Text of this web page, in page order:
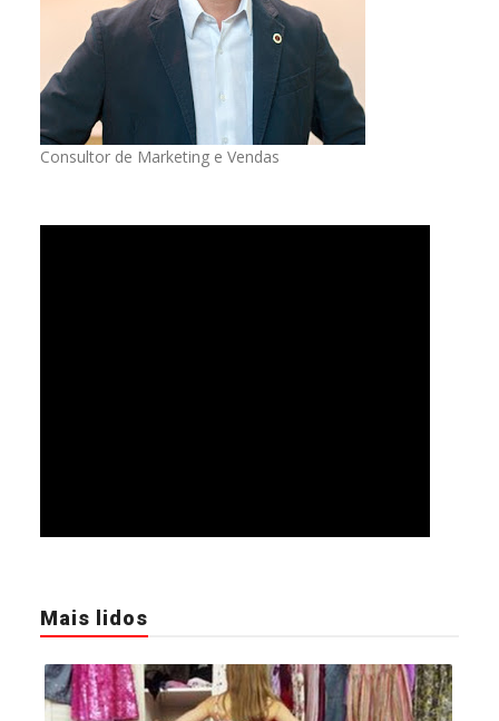
Consultor de Marketing e Vendas
Mais lidos